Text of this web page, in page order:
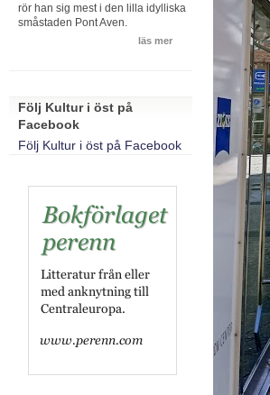
rör han sig mest i den lilla idylliska
småstaden Pont Aven.
läs mer
Följ Kultur i öst på
Facebook
Följ Kultur i öst på Facebook